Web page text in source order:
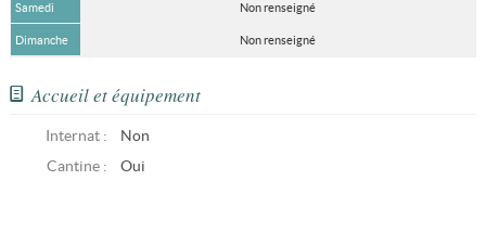
Samedi Non renseigné
Dimanche Non renseigné
Accueil et équipement
Internat :
Non
Cantine :
Oui